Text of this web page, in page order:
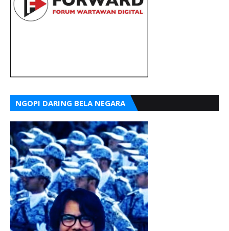
NGOPI DARING BELA NEGARA